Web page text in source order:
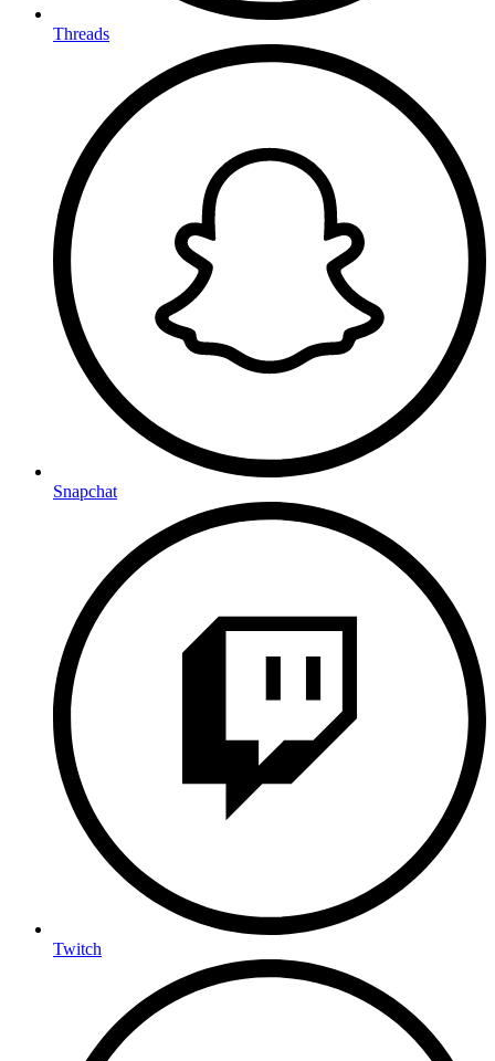
Threads
Snapchat
Twitch